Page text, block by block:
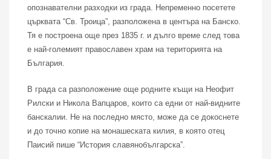
опознавателни разходки из града. Непременно посетете
църквата “Св. Троица”, разположена в центъра на Банско.
Тя е построена още през 1835 г. и дълго време след това
е най-големият православен храм на територията на
България.
В града са разположение още родните къщи на Неофит
Рилски и Никола Вапцаров, които са едни от най-видните
банскалии. Не на последно място, може да се докоснете
и до точно копие на монашеската килия, в която отец
Паисий пише “История славянобългарска”.